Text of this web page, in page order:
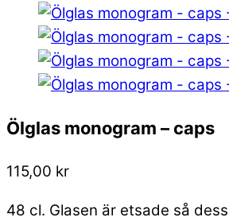
Ölglas monogram – caps
115,00 kr
48 cl. Glasen är etsade så